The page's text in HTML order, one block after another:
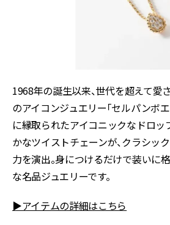
1968年の誕生以来、世代を超えて愛
のアイコンジュエリー「セルパンボエ
に縁取られたアイコニックなドロッ
かなツイストチェーンが、クラシッ
力を演出。身につけるだけで装いに
な名品ジュエリーです。
▶アイテムの詳細はこちら